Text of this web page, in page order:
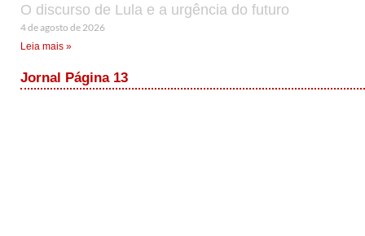
O discurso de Lula e a urgência do futuro
4 de agosto de 2026
Leia mais »
Jornal Página 13